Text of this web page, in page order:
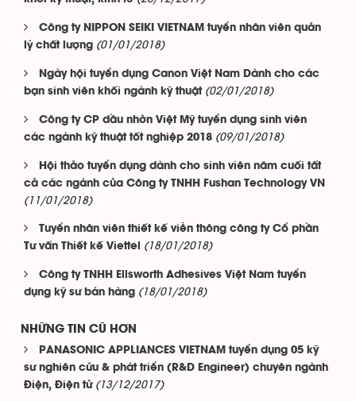
Công ty NIPPON SEIKI VIETNAM tuyển nhân viên quản
lý chất lượng (01/01/2018)
Ngày hội tuyển dụng Canon Việt Nam Dành cho các
bạn sinh viên khối ngành kỹ thuật (02/01/2018)
Công ty CP dầu nhờn Việt Mỹ tuyển dụng sinh viên
các ngành kỹ thuật tốt nghiệp 2018 (09/01/2018)
Hội thảo tuyển dụng dành cho sinh viên năm cuối tất
cả các ngành của Công ty TNHH Fushan Technology VN
(11/01/2018)
Tuyển nhân viên thiết kế viễn thông công ty Cổ phần
Tư vấn Thiết kế Viettel
(18/01/2018)
Công ty TNHH Ellsworth Adhesives Việt Nam tuyển
dụng kỹ sư bán hàng (18/01/2018)
NHỮNG TIN CŨ HƠN
PANASONIC APPLIANCES VIETNAM tuyển dụng 05 kỹ
sư nghiên cứu & phát triển (R&D Engineer) chuyên ngành
Điện, Điện tử (13/12/2017)